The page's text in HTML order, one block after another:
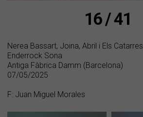
16 / 41
Nerea Bassart, Joina, Abril i Els Catarres
Enderrock Sona
Antiga Fàbrica Damm (Barcelona)
07/05/2025
F: Juan Miguel Morales